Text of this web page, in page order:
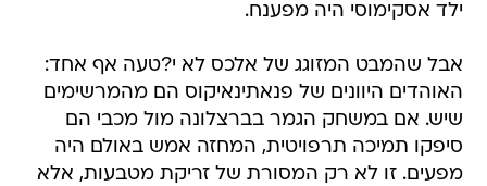
ילד אסקימוסי היה מפענח.
אבל שהמבט המזוגג של אלכס לא י?טעה אף אחד:
האוהדים היוונים של פנאתינאיקוס הם מהמרשימים
שיש. אם במשחק הגמר בברצלונה מול מכבי הם
סיפקו תמיכה תרפויטית, המחזה אמש באולם היה
מפעים. זו לא רק המסורת של זריקת מטבעות, אלא